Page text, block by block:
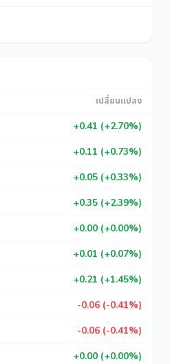
เปลี่ยนแปลง
+0.41 (+2.70%)
+0.11 (+0.73%)
+0.05 (+0.33%)
+0.35 (+2.39%)
+0.00 (+0.00%)
+0.01 (+0.07%)
+0.21 (+1.45%)
-0.06 (-0.41%)
-0.06 (-0.41%)
+0.00 (+0.00%)